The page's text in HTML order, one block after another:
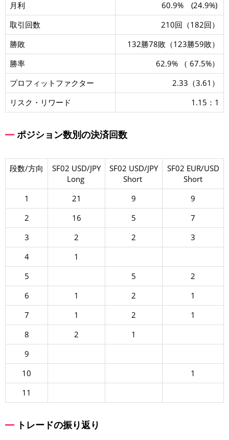
月利
60.9% (24.9%)
取引回数
210回（182回）
勝敗
132勝78敗（123勝59敗）
勝率
62.9% （ 67.5%）
プロフィットファクター
2.33（3.61）
リスク・リワード
1.15：1
ポジション数別の決済回数
段数/方向
SF02 USD/JPY
Long
SF02 USD/JPY
Short
SF02 EUR/USD
Short
1
21 9
9
2
16 5
7
3
2 2
3
4
1
5
5
2
6
1 2
1
7
1 2
1
8
2
1
9
10
1
11
トレードの振り返り